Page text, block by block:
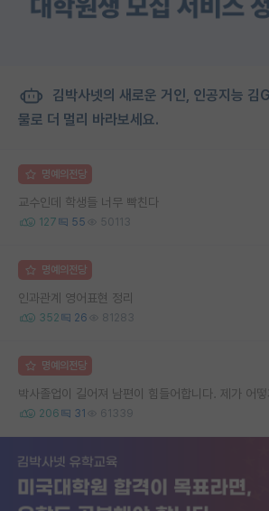
김박사넷의 새로운 거인, 인공지능 김
물로 더 멀리 바라보세요.
명예의전당
교수인데 학생들 너무 빡친다
127 55 50113
명예의전당
인과관계 영어표현 정리
352 26 81283
명예의전당
박사졸업이 길어져 남편이 힘들어합니다. 제가 어
206 31 61339